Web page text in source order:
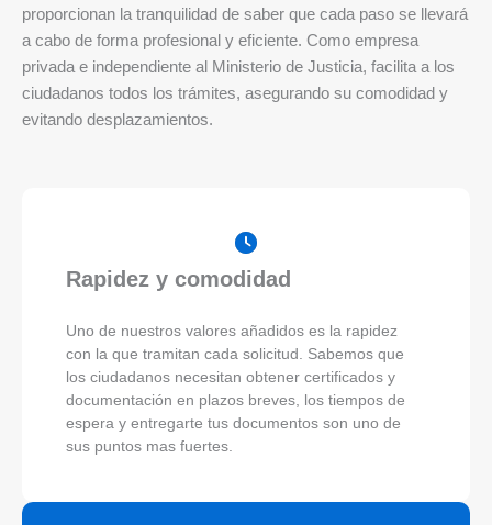
proporcionan la tranquilidad de saber que cada paso se llevará
a cabo de forma profesional y eficiente. Como empresa
privada e independiente al Ministerio de Justicia, facilita a los
ciudadanos todos los trámites, asegurando su comodidad y
evitando desplazamientos.
Rapidez y comodidad
Uno de nuestros valores añadidos es la rapidez
con la que tramitan cada solicitud. Sabemos que
los ciudadanos necesitan obtener certificados y
documentación en plazos breves, los tiempos de
espera y entregarte tus documentos son uno de
sus puntos mas fuertes.